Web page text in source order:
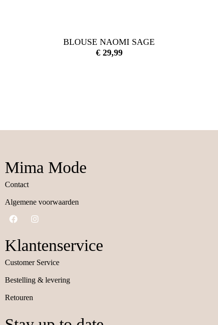
BLOUSE NAOMI SAGE
€29,99
Mima Mode
Contact
Algemene voorwaarden
Klantenservice
Customer Service
Bestelling & levering
Retouren